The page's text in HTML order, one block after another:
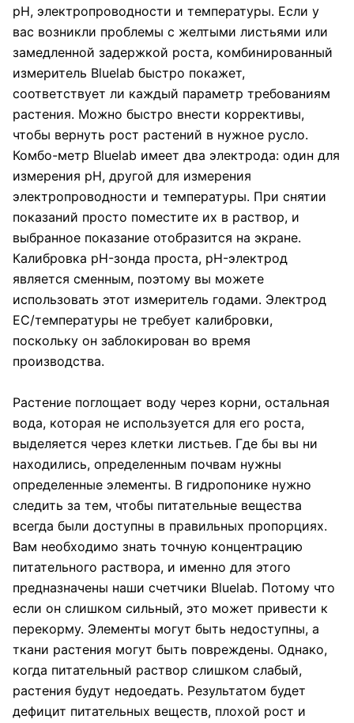
pH, электропроводности и температуры. Если у
вас возникли проблемы с желтыми листьями или
замедленной задержкой роста, комбинированный
измеритель Bluelab быстро покажет,
соответствует ли каждый параметр требованиям
растения. Можно быстро внести коррективы,
чтобы вернуть рост растений в нужное русло.
Комбо-метр Bluelab имеет два электрода: один для
измерения pH, другой для измерения
электропроводности и температуры. При снятии
показаний просто поместите их в раствор, и
выбранное показание отобразится на экране.
Калибровка pH-зонда проста, pH-электрод
является сменным, поэтому вы можете
использовать этот измеритель годами. Электрод
EC/температуры не требует калибровки,
поскольку он заблокирован во время
производства.
Растение поглощает воду через корни, остальная
вода, которая не используется для его роста,
выделяется через клетки листьев. Где бы вы ни
находились, определенным почвам нужны
определенные элементы. В гидропонике нужно
следить за тем, чтобы питательные вещества
всегда были доступны в правильных пропорциях.
Вам необходимо знать точную концентрацию
питательного раствора, и именно для этого
предназначены наши счетчики Bluelab. Потому что
если он слишком сильный, это может привести к
перекорму. Элементы могут быть недоступны, а
ткани растения могут быть повреждены. Однако,
когда питательный раствор слишком слабый,
растения будут недоедать. Результатом будет
дефицит питательных веществ, плохой рост и